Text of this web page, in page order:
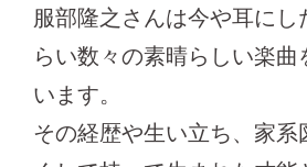
服部隆之さんは今や耳にし
らい数々の素晴らしい楽曲
います。
その経歴や生い立ち、家系